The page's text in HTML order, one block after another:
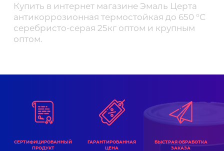
Купить в интернет магазине Эмаль Церта
антикоррозионная термостойкая до 650 °С
серебристо-серая 25кг оптом и крупным
оптом.
СЕРТИФИЦИРОВАННЫЙ
ПРОДУКТ
ГАРАНТИРОВАННАЯ
ЦЕНА
БЫСТРАЯ ОБРАБОТКА
ЗАКАЗА